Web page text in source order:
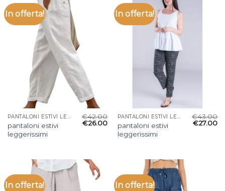
In offerta!
PANTALONI ESTIVI LEGGERISSIMI
pantaloni estivi
leggerissimi
€42.00
€26.00
In offerta!
PANTALONI ESTIVI LEGGERISSIMI
pantaloni estivi
leggerissimi
€43.00
€27.00
In offerta! In offerta!